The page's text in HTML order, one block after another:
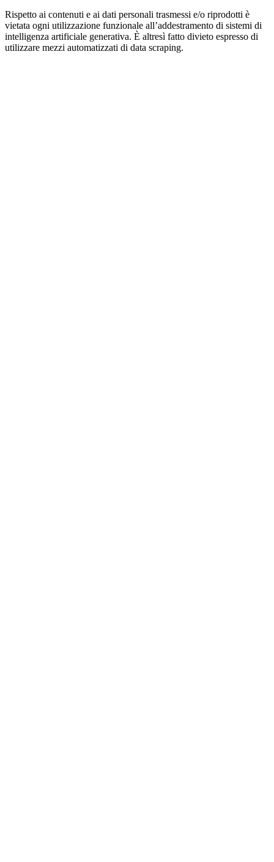
Rispetto ai contenuti e ai dati personali trasmessi e/o riprodotti è
vietata ogni utilizzazione funzionale all’addestramento di sistemi di
intelligenza artificiale generativa. È altresì fatto divieto espresso di
utilizzare mezzi automatizzati di data scraping.